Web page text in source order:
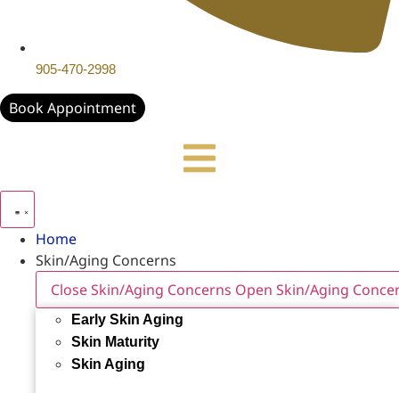
905-470-2998
Book Appointment
Home
Skin/Aging Concerns
Close Skin/Aging Concerns Open Skin/Aging
Early Skin Aging
Skin Maturity
Skin Aging